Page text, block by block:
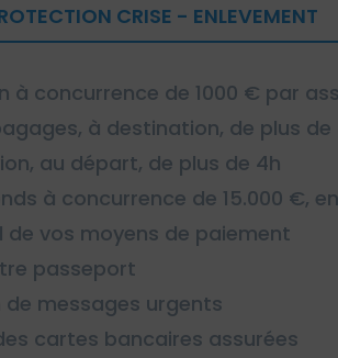
CRISE - ENLEVEMENT
à concurrence de 1000 € par
à destination, de plus de
au départ, de plus de 4h
à concurrence de 15.000 €,
de vos moyens de paiement
passeport
de messages urgents
cartes bancaires assurées